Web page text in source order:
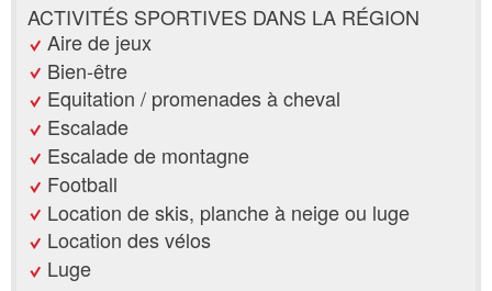
ACTIVITÉS SPORTIVES DANS LA RÉGION
Aire de jeux
Bien-être
Equitation / promenades à cheval
Escalade
Escalade de montagne
Football
Location de skis, planche à neige ou luge
Location des vélos
Luge